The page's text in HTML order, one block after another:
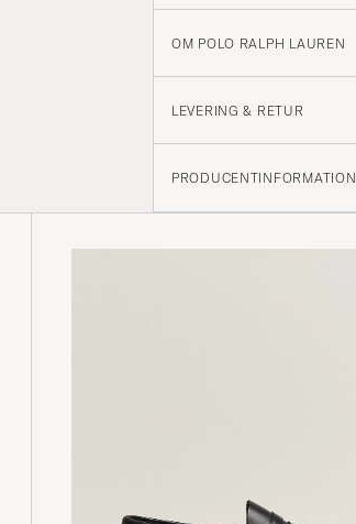
OM POLO RALPH LAUREN
LEVERING & RETUR
PRODUCENTINFORMATION